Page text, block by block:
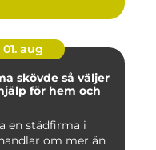
01. aug
så väljer
för hem och
en städfirma i
om mer än